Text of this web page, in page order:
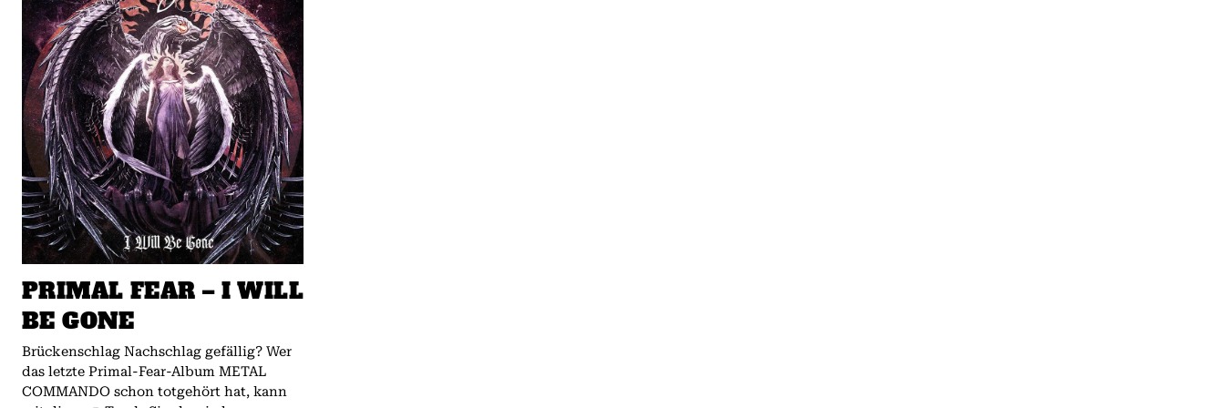
PRIMAL FEAR – I WILL
BE GONE
Brückenschlag Nachschlag gefällig? Wer
das letzte Primal-Fear-Album METAL
COMMANDO schon totgehört hat, kann